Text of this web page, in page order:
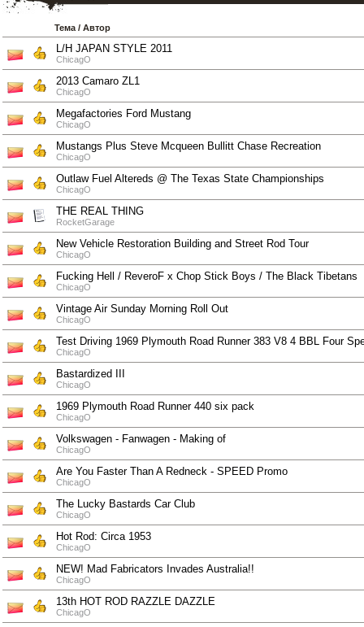
Тема / Автор
L/H JAPAN STYLE 2011
ChicagO
2013 Camaro ZL1
ChicagO
Megafactories Ford Mustang
ChicagO
Mustangs Plus Steve Mcqueen Bullitt Chase Recreation
ChicagO
Outlaw Fuel Altereds @ The Texas State Championships
ChicagO
THE REAL THING
RocketGarage
New Vehicle Restoration Building and Street Rod Tour
ChicagO
Fucking Hell / ReveroF x Chop Stick Boys / The Black Tibetans
ChicagO
Vintage Air Sunday Morning Roll Out
ChicagO
Test Driving 1969 Plymouth Road Runner 383 V8 4 BBL Four
ChicagO
Bastardized III
ChicagO
1969 Plymouth Road Runner 440 six pack
ChicagO
Volkswagen - Fanwagen - Making of
ChicagO
Are You Faster Than A Redneck - SPEED Promo
ChicagO
The Lucky Bastards Car Club
ChicagO
Hot Rod: Circa 1953
ChicagO
NEW! Mad Fabricators Invades Australia!!
ChicagO
13th HOT ROD RAZZLE DAZZLE
ChicagO